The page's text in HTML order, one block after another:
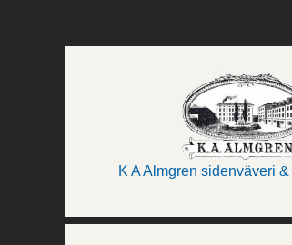
K A Almgren sidenväveri